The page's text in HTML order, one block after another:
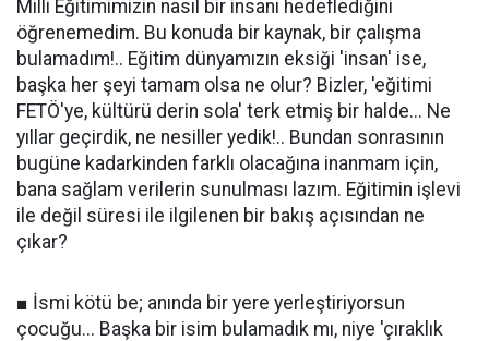
Milli Eğitimimizin nasıl bir insanı hedeflediğini
öğrenemedim. Bu konuda bir kaynak, bir çalışma
bulamadım!.. Eğitim dünyamızın eksiği 'insan' ise,
başka her şeyi tamam olsa ne olur? Bizler, 'eğitimi
FETÖ'ye, kültürü derin sola' terk etmiş bir halde... Ne
yıllar geçirdik, ne nesiller yedik!.. Bundan sonrasının
bugüne kadarkinden farklı olacağına inanmam için,
bana sağlam verilerin sunulması lazım. Eğitimin işlevi
ile değil süresi ile ilgilenen bir bakış açısından ne
çıkar?
■ İsmi kötü be; anında bir yere yerleştiriyorsun
çocuğu... Başka bir isim bulamadık mı, niye 'çıraklık